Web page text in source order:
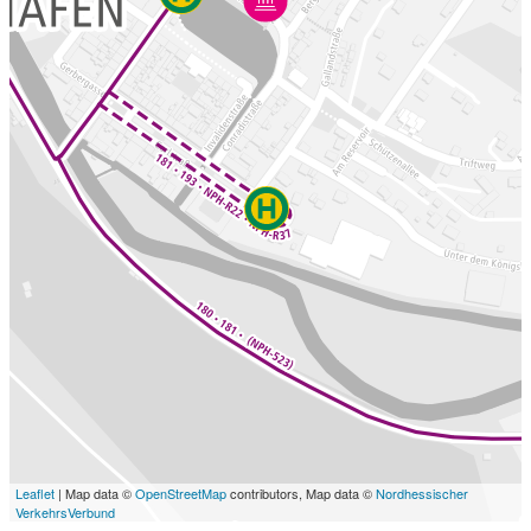
Leaflet | Map data ©OpenStreetMapcontributors, Map data ©Nordhessischer
VerkehrsVerbund